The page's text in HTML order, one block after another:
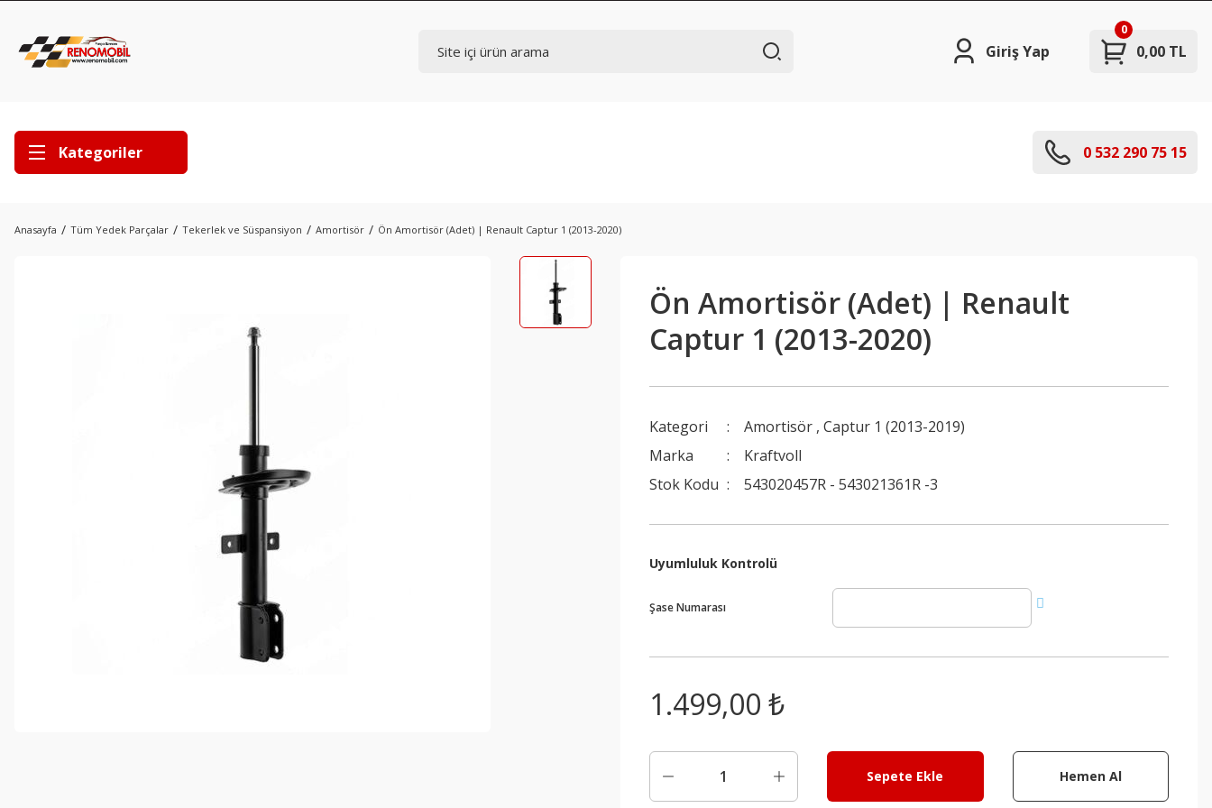
Giriş Yap 0,00 TL
0
Kategoriler 0 532 290 75 15
Anasayfa Tüm Yedek Parçalar Tekerlek ve Süspansiyon Amortisör Ön Amortisör (Adet) | Renault Captur 1 (2013-2020)
Ön Amortisör (Adet) | Renault
Captur 1 (2013-2020)
Kategori Amortisör ,Captur 1 (2013-2019)
Marka
Kraftvoll
Stok Kodu
543020457R - 543021361R -3
Uyumluluk Kontrolü
Şase Numarası
1.499,00 ₺
Sepete Ekle Hemen Al